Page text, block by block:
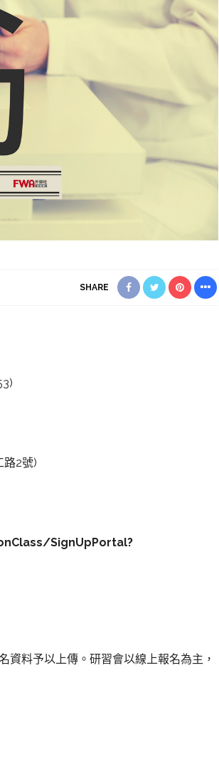
SHARE
路2號)
SignUpPortal?
資料予以上傳。研習會以線上報名為主，